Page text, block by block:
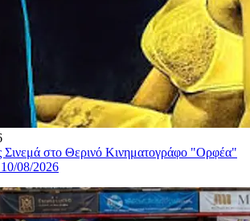
στο Θερινό Κινηματογράφο "Ορφέα"
08/2026